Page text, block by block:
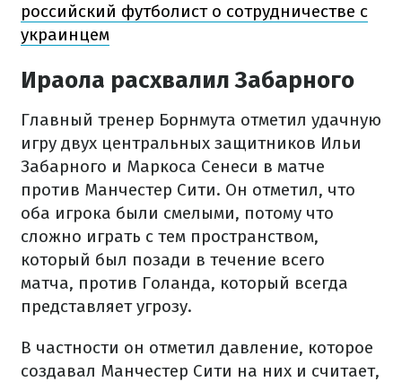
российский футболист о сотрудничестве с
украинцем
Ираола расхвалил Забарного
Главный тренер Борнмута отметил удачную
игру двух центральных защитников Ильи
Забарного и Маркоса Сенеси в матче
против Манчестер Сити. Он отметил, что
оба игрока были смелыми, потому что
сложно играть с тем пространством,
который был позади в течение всего
матча, против Голанда, который всегда
представляет угрозу.
В частности он отметил давление, которое
создавал Манчестер Сити на них и считает,